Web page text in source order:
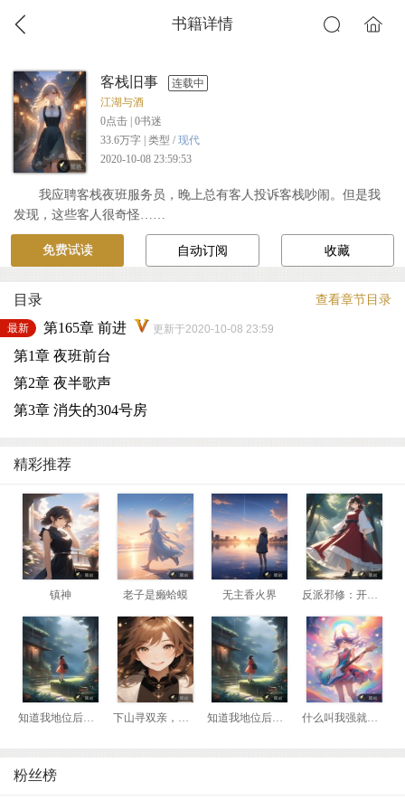
书籍详情
客栈旧事
连载中
江湖与酒
0点击 | 0书迷
33.6万字 | 类型 / 现代
2020-10-08 23:59:53
我应聘客栈夜班服务员，晚上总有客人投诉客栈吵闹。但是我
发现，这些客人很奇怪……
免费试读 自动订阅 收藏
目录 查看章节目录
最新 第165章 前进 更新于2020-10-08 23:59
第1章 夜班前台
第2章 夜半歌声
第3章 消失的304号房
精彩推荐
镇神 老子是癞蛤蟆 无主香火界 反派邪修：开局我是瘸腿老头
知道我地位后，前妻悔哭了 下山寻双亲，我靠相术断生死！ 知道我地位后，前妻悔哭了 什么叫我强就该死？那我换到妖兽阵营！
粉丝榜